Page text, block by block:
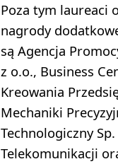
Poza tym laureaci
nagrody
są Agencja
z o.o., Business
Kreowania
Mechaniki
Technologiczny
Telekomunikacji